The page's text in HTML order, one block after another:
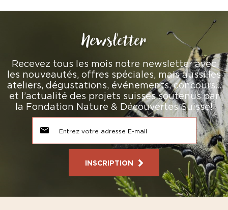
Newsletter
Recevez tous les mois notre newsletter avec
les nouveautés, offres spéciales, mais aussi les
ateliers, dégustations, événements, concours…
et l’actualité des projets suisses soutenus par
la Fondation Nature & Découvertes Suisse!
INSCRIPTION